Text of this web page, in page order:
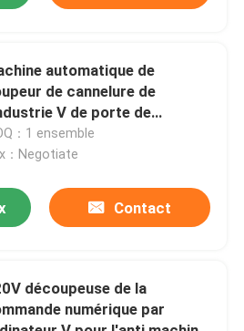
la machine
la machine
automatique de
de cannelure de
V de porte de
de tôle de
numérique par
：1 ensemble
：Negotiate
Contact
découpeuse de la
numérique par